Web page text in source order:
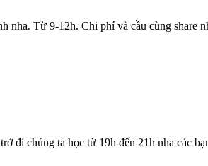
nha. Từ 9-12h. Chi phí và cầu cùng share
đi chúng ta học từ 19h đến 21h nha các